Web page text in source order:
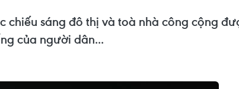
sáng đô thị và toà nhà công cộng
của người dân...